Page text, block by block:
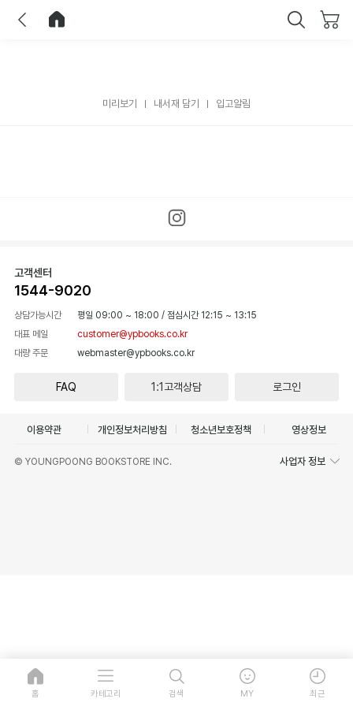
미리보기 내서재 담기 입고알림
고객센터
1544-9020
상담가능시간 평일 09:00 ~ 18:00 / 점심시간 12:15 ~ 13:15
대표 메일
customer@ypbooks.co.kr
대량 주문
webmaster@ypbooks.co.kr
FAQ 1:1고객상담 로그인
이용약관 개인정보처리방침 청소년보호정책 영상정보
© YOUNGPOONG BOOKSTORE INC. 사업자 정보
홈 카테고리 검색 MY 최근